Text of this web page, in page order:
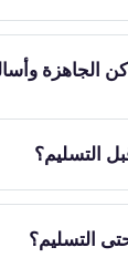
التسليم؟
التسليم؟